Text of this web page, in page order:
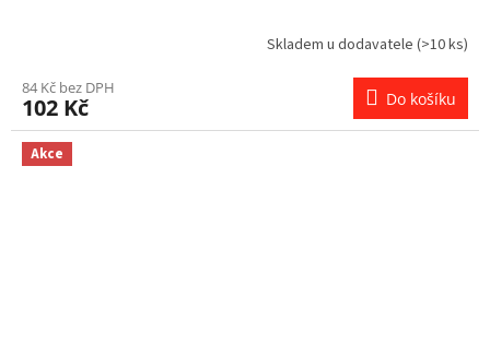
Skladem u dodavatele (>10 ks)
84 Kč bez DPH
102 Kč Do košíku
Akce